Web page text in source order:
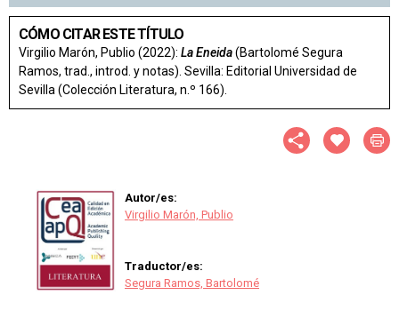
CÓMO CITAR ESTE TÍTULO
Virgilio Marón, Publio (2022): La Eneida(Bartolomé Segura
Ramos, trad., introd. y notas). Sevilla: Editorial Universidad de
Sevilla (Colección Literatura, n.º 166).
Autor/es:
Virgilio Marón, Publio
Traductor/es:
Segura Ramos, Bartolomé